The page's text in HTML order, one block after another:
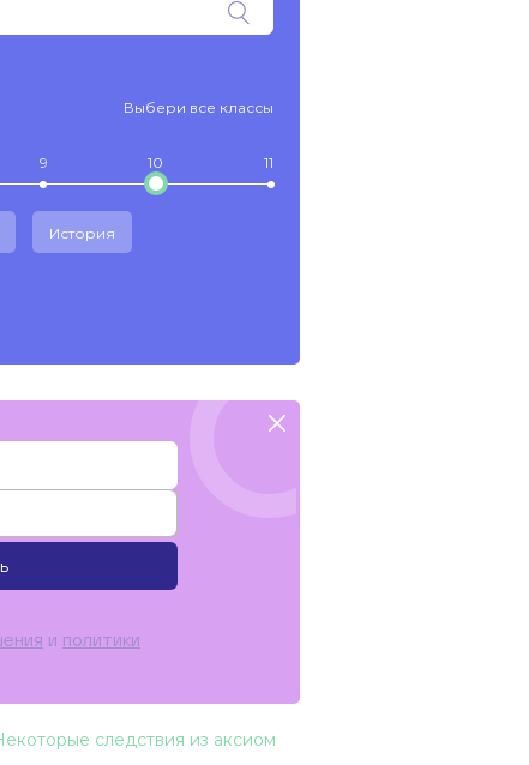
Выбери все классы
9 10 11
История
и политики
следствия из аксиом